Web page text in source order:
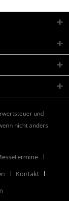
und
nicht anders
Kontakt